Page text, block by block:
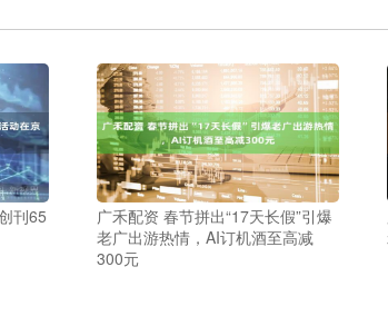
刊65
广禾配资 春节拼出“17天长假”引爆
老广出游热情，AI订机酒至高减
300元